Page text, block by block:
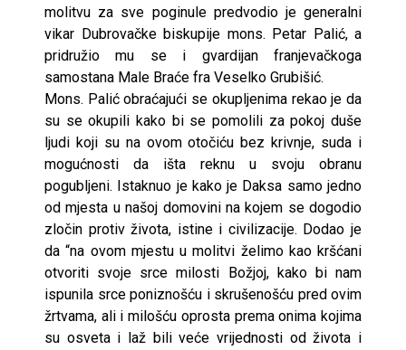
molitvu za sve poginule predvodio je generalni
vikar Dubrovačke biskupije mons. Petar Palić, a
pridružio mu se i gvardijan franjevačkoga
samostana Male Braće fra Veselko Grubišić.
Mons. Palić obraćajući se okupljenima rekao je da
su se okupili kako bi se pomolili za pokoj duše
ljudi koji su na ovom otočiću bez krivnje, suda i
mogućnosti da išta reknu u svoju obranu
pogubljeni. Istaknuo je kako je Daksa samo jedno
od mjesta u našoj domovini na kojem se dogodio
zločin protiv života, istine i civilizacije. Dodao je
da “na ovom mjestu u molitvi želimo kao kršćani
otvoriti svoje srce milosti Božjoj, kako bi nam
ispunila srce poniznošću i skrušenošću pred ovim
žrtvama, ali i milošću oprosta prema onima kojima
su osveta i laž bili veće vrijednosti od života i